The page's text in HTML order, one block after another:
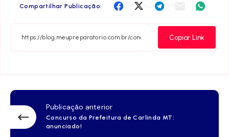
Compartilhar Publicação:
Compartilha
Facebook
CompartilhaCompartilha
Telegram
Compartilha
Email
Copiar Link
Publicação anterior
Concurso da Prefeitura de Carlinda MT:
anunciado!